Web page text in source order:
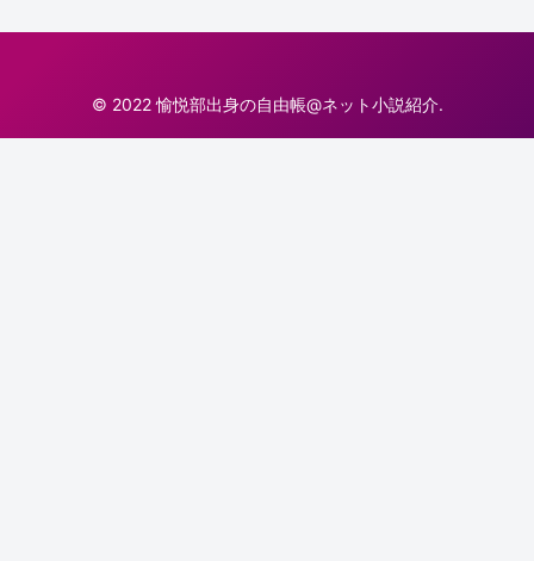
© 2022 愉悦部出身の自由帳@ネット小説紹介.